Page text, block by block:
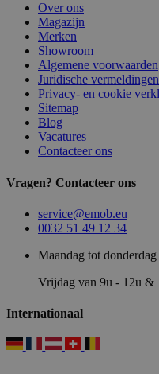
Over ons
Magazijn
Merken
Showroom
Algemene voorwaarden
Juridische vermeldingen
Privacy- en cookie
Sitemap
Blog
Vacatures
Contacteer ons
Vragen? Contacteer ons
service@emob.eu
0032 51 49 12 34
Maandag tot
Vrijdag van 9u - 12u &
Internationaal